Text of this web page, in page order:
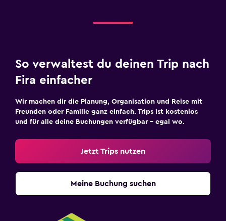
So verwaltest du deinen Trip nach
Fira einfacher
Wir machen dir die Planung, Organisation und Reise mit
Freunden oder Familie ganz einfach. Trips ist kostenlos
und für alle deine Buchungen verfügbar – egal wo.
Jetzt Trips nutzen
Meine Buchung suchen